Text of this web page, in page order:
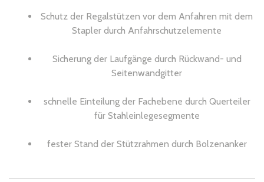
Schutz der Regalstützen vor dem Anfahren mit dem
Stapler durch Anfahrschutzelemente
Sicherung der Laufgänge durch Rückwand- und
Seitenwandgitter
schnelle Einteilung der Fachebene durch Querteiler
für Stahleinlegesegmente
fester Stand der Stützrahmen durch Bolzenanker